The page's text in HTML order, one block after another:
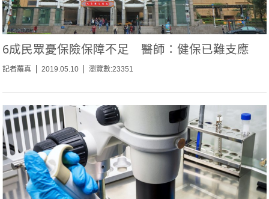
6成民眾憂保險保障不足 醫師：健保已難支應
記者羅真 2019.05.10 瀏覽數:23351